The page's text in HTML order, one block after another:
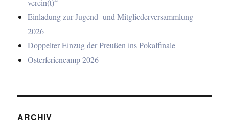
verein(t)“
Einladung zur Jugend- und Mitgliederversammlung
2026
Doppelter Einzug der Preußen ins Pokalfinale
Osterferiencamp 2026
ARCHIV